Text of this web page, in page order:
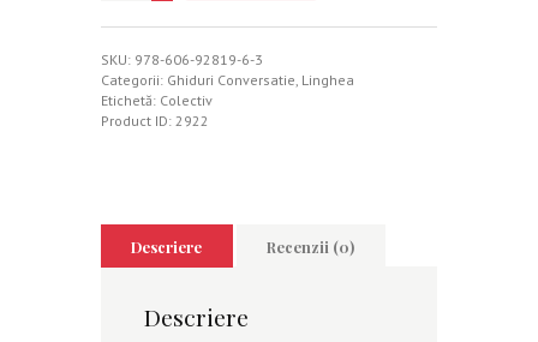
român-
german
SKU: 978-606-92819-6-3
Categorii: Ghiduri Conversatie, Linghea
Etichetă: Colectiv
Product ID: 2922
Descriere Recenzii (0)
Descriere